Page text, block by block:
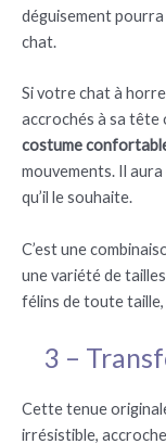
déguisement
chat.
Si votre chat à
accrochés à sa tête
costume
mouvements. Il
qu’il le souhaite.
C’est une
une variété de
félins de toute taille,
3 –
Cette tenue
irrésistible,